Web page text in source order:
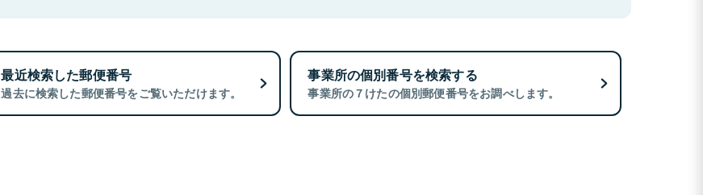
最近検索した郵便番号
過去に検索した郵便番号をご覧いただけます。
事業所の個別番号を検索する
事業所の７けたの個別郵便番号をお調べします。